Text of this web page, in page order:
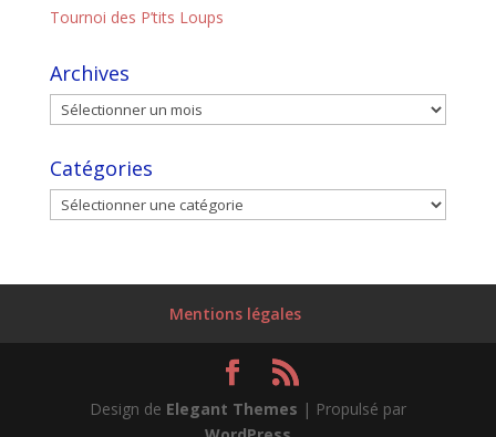
Tournoi des P’tits Loups
Archives
Catégories
Mentions légales
Design de Elegant Themes | Propulsé par